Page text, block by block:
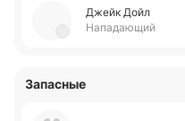
Джейк Дойл
Нападающий
Запасные